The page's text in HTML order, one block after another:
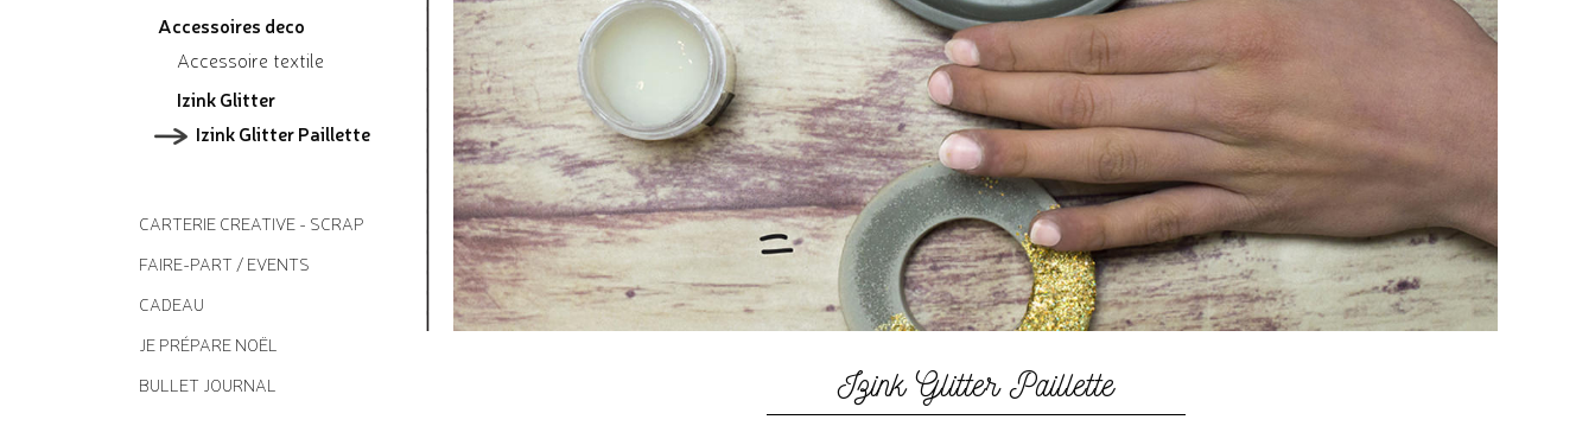
Accessoires deco
Accessoire textile
Izink Glitter
Izink Glitter Paillette
CARTERIE CREATIVE - SCRAP
FAIRE-PART / EVENTS
CADEAU
JE PRÉPARE NOËL
BULLET JOURNAL
Izink Glitter Paillette